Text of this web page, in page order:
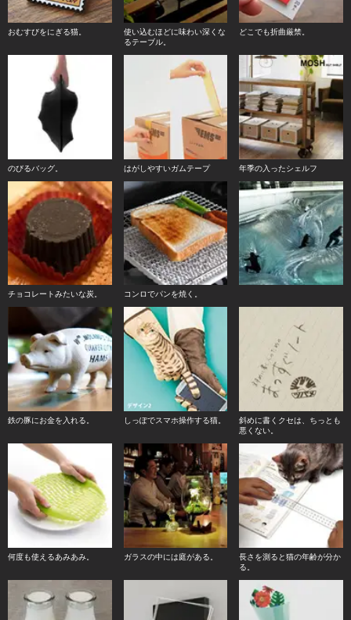
おむすびをにぎる猫。
使い込むほどに味わい深くな
るテーブル。
どこでも折曲厳禁。
のびるバッグ。 はがしやすいガムテープ 年季の入ったシェルフ
チョコレートみたいな炭。 コンロでパンを焼く。
鉄の豚にお金を入れる。 しっぽでスマホ操作する猫。
斜めに書くクセは、ちっとも
悪くない。
何度も使えるあみあみ。 ガラスの中には庭がある。
長さを測ると猫の年齢が分か
る。